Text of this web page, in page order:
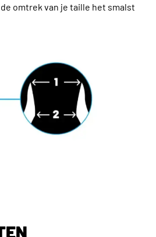
omtrek van je taille het smalst